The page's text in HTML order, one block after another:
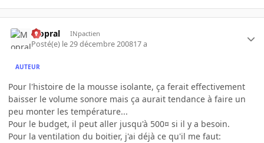
Mopral INpactien
Posté(e) le 29 décembre 200817 a
AUTEUR
Pour l'histoire de la mousse isolante, ça ferait effectivement
baisser le volume sonore mais ça aurait tendance à faire un
peu monter les température...
Pour le budget, il peut aller jusqu'à 500¤ si il y a besoin.
Pour la ventilation du boitier, j'ai déjà ce qu'il me faut: